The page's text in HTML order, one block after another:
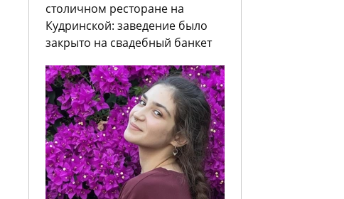
столичном ресторане на
Кудринской: заведение было
закрыто на свадебный банкет